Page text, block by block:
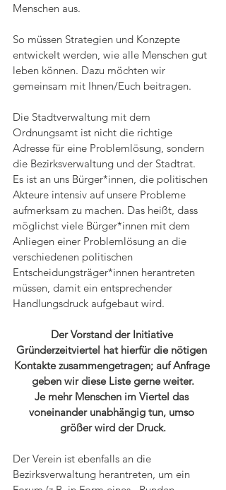
Menschen aus.
So müssen Strategien und Konzepte
entwickelt werden, wie alle Menschen gut
leben können. Dazu möchten wir
gemeinsam mit Ihnen/Euch beitragen.
Die Stadtverwaltung mit dem
Ordnungsamt ist nicht die richtige
Adresse für eine Problemlösung, sondern
die Bezirksverwaltung und der Stadtrat.
Es ist an uns Bürger*innen, die politischen
Akteure intensiv auf unsere Probleme
aufmerksam zu machen. Das heißt, dass
möglichst viele Bürger*innen mit dem
Anliegen einer Problemlösung an die
verschiedenen politischen
Entscheidungsträger*innen herantreten
müssen, damit ein entsprechender
Handlungsdruck aufgebaut wird.
Der Vorstand der Initiative
Gründerzeitviertel hat hierfür die nötigen
Kontakte zusammengetragen; auf Anfrage
geben wir diese Liste gerne weiter.
Je mehr Menschen im Viertel das
voneinander unabhängig tun, umso
größer wird der Druck.
Der Verein ist ebenfalls an die
Bezirksverwaltung herantreten, um ein